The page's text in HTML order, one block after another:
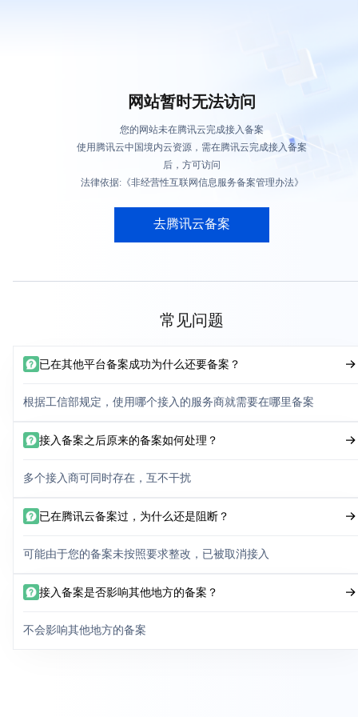
网站暂时无法访问
您的网站未在腾讯云完成接入备案
使用腾讯云中国境内云资源，需在腾讯云完成接入备案
后，方可访问
法律依据:《非经营性互联网信息服务备案管理办法》
去腾讯云备案
常见问题
已在其他平台备案成功为什么还要备案？
根据工信部规定，使用哪个接入的服务商就需要在哪里备案
接入备案之后原来的备案如何处理？
多个接入商可同时存在，互不干扰
已在腾讯云备案过，为什么还是阻断？
可能由于您的备案未按照要求整改，已被取消接入
接入备案是否影响其他地方的备案？
不会影响其他地方的备案